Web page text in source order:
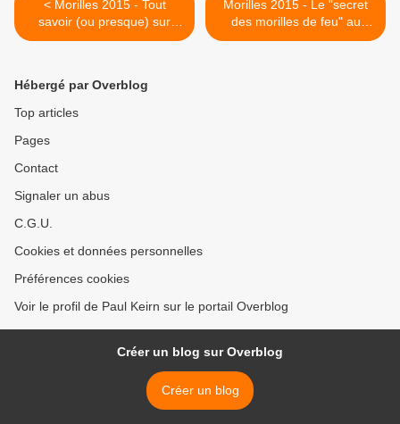
< Morilles 2015 - Tout
savoir (ou presque) sur
comment chercher,
Morilles 2015 - Le "secret
des morilles de feu" au
Canada. >
Hébergé par Overblog
Top articles
Pages
Contact
Signaler un abus
C.G.U.
Cookies et données personnelles
Préférences cookies
Voir le profil de Paul Keirn sur le portail Overblog
Créer un blog sur Overblog
Créer un blog